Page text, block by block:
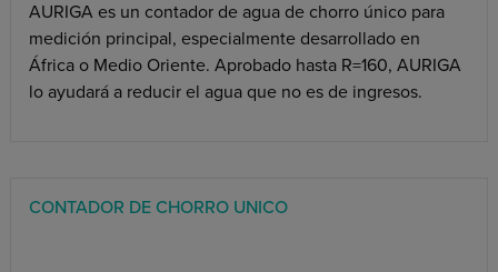
AURIGA es un contador de agua de chorro único para
medición principal, especialmente desarrollado en
África o Medio Oriente. Aprobado hasta R=160, AURIGA
lo ayudará a reducir el agua que no es de ingresos.
CONTADOR DE CHORRO UNICO